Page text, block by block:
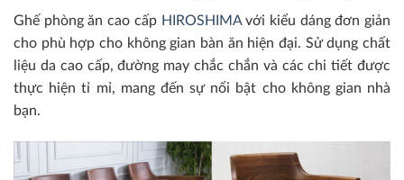
Ghế phòng ăn cao cấp HIROSHIMAvới kiểu dáng đơn giản
cho phù hợp cho không gian bàn ăn hiện đại. Sử dụng chất
liệu da cao cấp, đường may chắc chắn và các chi tiết được
thực hiện tỉ mỉ, mang đến sự nổi bật cho không gian nhà
bạn.